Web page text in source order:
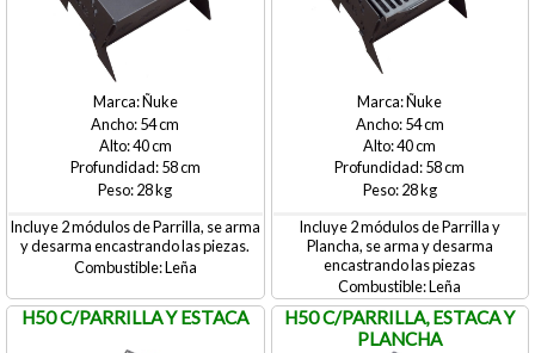
Ñuke
54
40
58
28
Incluye 2 módulos de Parrilla, se arma
y desarma encastrando las piezas.
Leña
Ñuke
54
40
58
28
Incluye 2 módulos de Parrilla y
Plancha, se arma y desarma
encastrando las piezas
Leña
H50 C/PARRILLA Y ESTACA
H50 C/PARRILLA, ESTACA Y
PLANCHA